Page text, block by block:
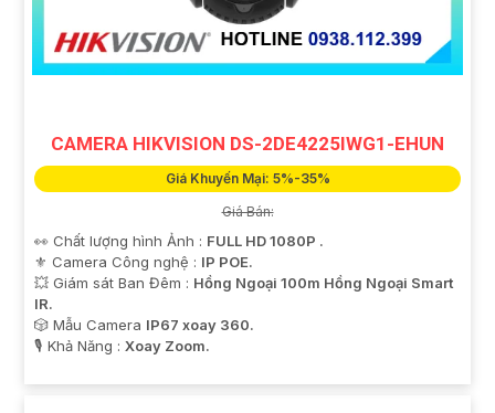
CAMERA HIKVISION DS-2DE4225IWG1-EHUN
Giá Khuyến Mại: 5%-35%
Giá Bán:
👀 Chất lượng hình Ảnh : FULL HD 1080P .
⚜️ Camera Công nghệ : IP POE.
💥 Giám sát Ban Đêm : Hồng Ngoại 100m Hồng Ngoại Smart
IR.
🎲 Mẫu Camera IP67 xoay 360.
️🎙 Khả Năng : Xoay Zoom.